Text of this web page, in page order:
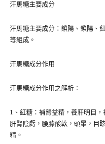
汗馬糖主要成分
汗馬糖主要成分：鎖陽、鎖陽、
等組成。
汗馬糖成分作用
汗馬糖成分作用之解析：
1、紅糖：補腎益精，養肝明目
肝腎陰虧，腰膝酸軟，頭暈，目
精。